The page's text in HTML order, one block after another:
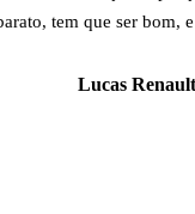
tem que ser bom,
Lucas